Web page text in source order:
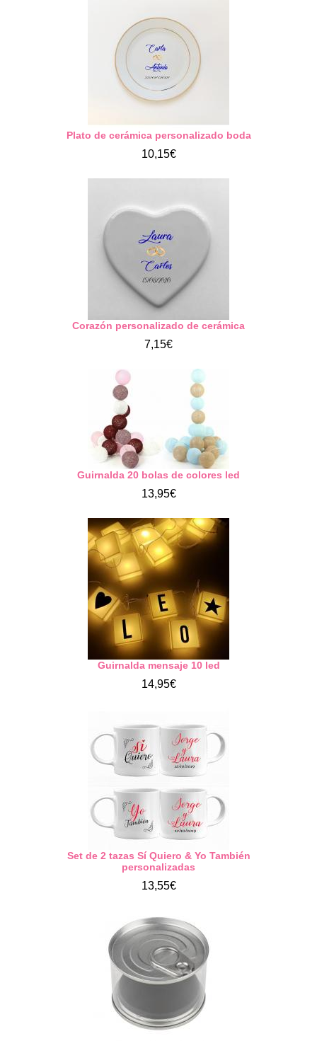
Plato de cerámica personalizado boda
10,15€
Corazón personalizado de cerámica
7,15€
Guirnalda 20 bolas de colores led
13,95€
Guirnalda mensaje 10 led
14,95€
Set de 2 tazas Sí Quiero & Yo También
personalizadas
13,55€